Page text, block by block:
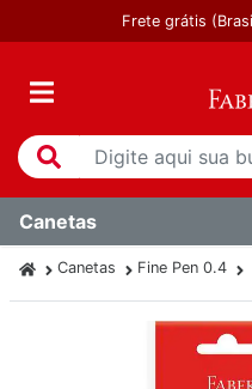
Frete grátis
Canetas
Canetas Fine Pen 0.4